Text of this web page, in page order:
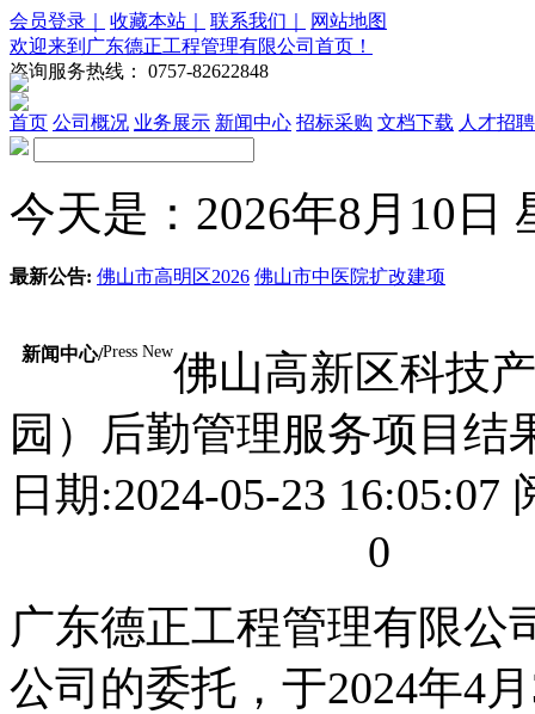
会员登录｜ 收藏本站｜ 联系我们｜
网站地图
欢迎来到广东德正工程管理有限公司首页！
咨询服务热线： 0757-82622848
首页 公司概况 业务展示 新闻中心 招标采购 文档下载 人才招聘
今天是：2026年8月10日
最新公告: 佛山市高明区2026 佛山市中医院扩改建项
新闻中心/Press New佛山高新区科技
园）后勤管理服务项目结
日期:2024-05-23 16:05:07
0
广东德正工程管理有限公
公司的委托，于2024年4